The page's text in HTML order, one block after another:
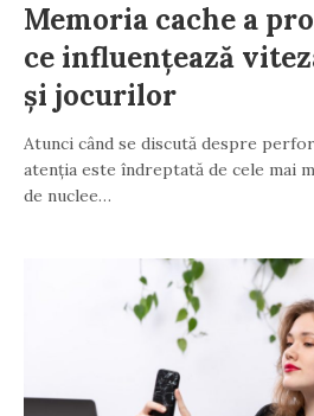
Memoria cache a
ce influențează
și jocurilor
Atunci când se discută despre
atenția este îndreptată de cele mai
de nuclee…